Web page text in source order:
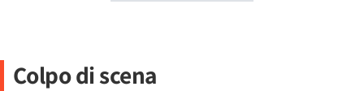
Colpo di scena